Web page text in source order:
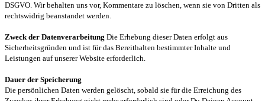
DSGVO. Wir behalten uns vor, Kommentare zu löschen, wenn sie von Dritten als
rechtswidrig beanstandet werden.
Zweck der Datenverarbeitung Die Erhebung dieser Daten erfolgt aus
Sicherheitsgründen und ist für das Bereithalten bestimmter Inhalte und
Leistungen auf unserer Website erforderlich.
Dauer der Speicherung
Die persönlichen Daten werden gelöscht, sobald sie für die Erreichung des